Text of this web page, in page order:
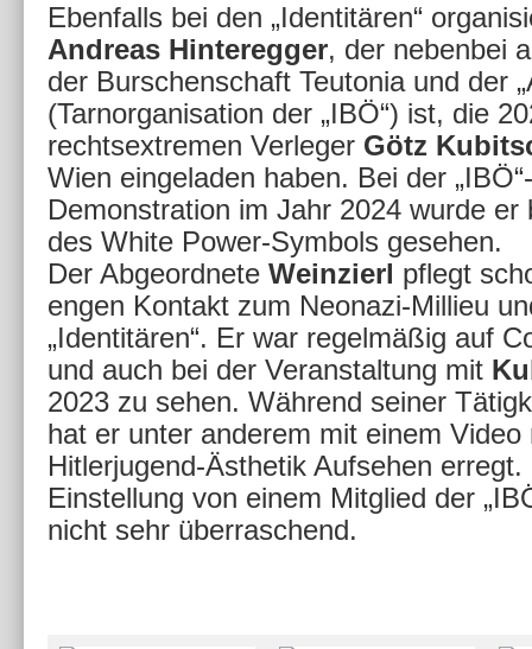
Ebenfalls bei den „Identitären“
Andreas Hinteregger, der nebenbei
der Burschenschaft Teutonia und der
(Tarnorganisation der „IBÖ“) ist, die
rechtsextremen Verleger Götz
Wien eingeladen haben. Bei der „IBÖ“-
Demonstration im Jahr 2024 wurde er
des White Power-Symbols gesehen.
Der Abgeordnete Weinzierl pflegt
engen Kontakt zum Neonazi-Millieu
„Identitären“. Er war regelmäßig auf
und auch bei der Veranstaltung mit
2023 zu sehen. Während seiner
hat er unter anderem mit einem Video
Hitlerjugend-Ästhetik Aufsehen erregt.
Einstellung von einem Mitglied der
nicht sehr überraschend.